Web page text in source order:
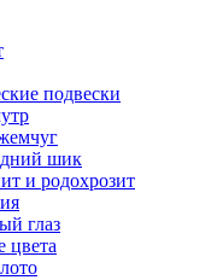
подвески
шик
и родохрозит
глаз
цвета